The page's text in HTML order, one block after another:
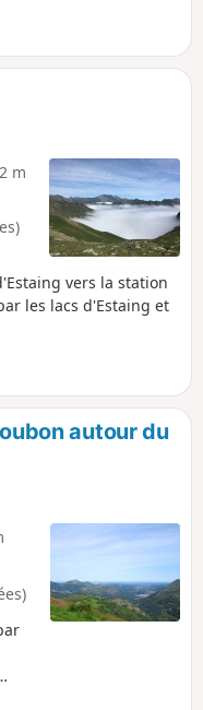
ouverts sur les
randonneurs
cet itinéraire
préservé où
pastorales et points
pour profiter de la
découvrir plusieurs
de bivouac au Lac
m
vers la station
les lacs d'Estaing et
autour du